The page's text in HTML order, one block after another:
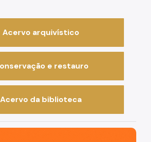
Acervo arquivístico
e restauro
Acervo da biblioteca
inteligente, resiliente e sustentável